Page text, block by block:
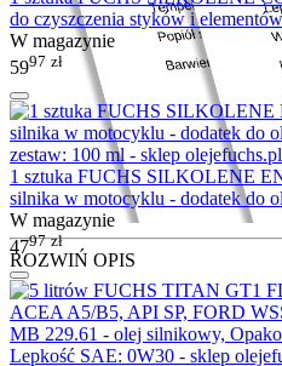
ROZWIŃ OPIS
do czyszczenia styków i
W magazynie
5997 zł
1 sztuka FUCHS SILKOLENE
silnika w motocyklu - dodatek do
W magazynie
4797 zł